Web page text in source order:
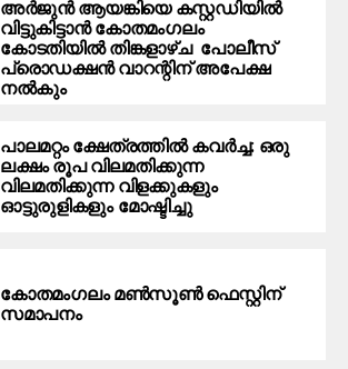
അര്‍ജുന്‍ ആയങ്കിയെ കസ്റ്റഡിയില്‍
വിട്ടുകിട്ടാന്‍ കോതമംഗലം
കോടതിയില്‍ തിങ്കളാഴ്ച പോലീസ്
പ്രൊഡക്ഷന്‍ വാറന്റിന് അപേക്ഷ
നല്‍കും
പാലമറ്റം ക്ഷേത്രത്തില്‍ കവര്‍ച്ച: ഒരു
ലക്ഷം രൂപ വിലമതിക്കുന്ന
വിലമതിക്കുന്ന വിളക്കുകളും
ഓട്ടുരുളികളും മോഷ്ടിച്ചു
കോതമംഗലം മൺസൂൺ ഫെസ്റ്റിന്
സമാപനം